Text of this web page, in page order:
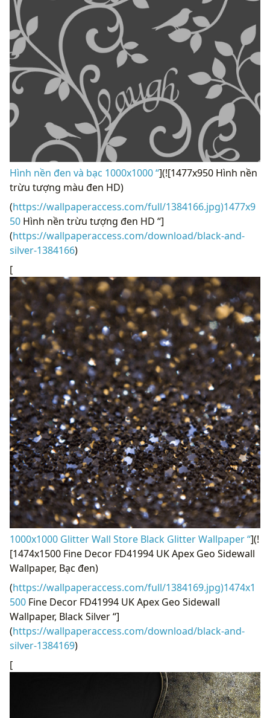
Hình nền đen và bạc 1000x1000 “](![1477x950 Hình nền
trừu tượng màu đen HD)
(https://wallpaperaccess.com/full/1384166.jpg)1477x9
50 Hình nền trừu tượng đen HD “]
(https://wallpaperaccess.com/download/black-and-
silver-1384166)
[
1000x1000 Glitter Wall Store Black Glitter Wallpaper “](!
[1474x1500 Fine Decor FD41994 UK Apex Geo Sidewall
Wallpaper, Bạc đen)
(https://wallpaperaccess.com/full/1384169.jpg)1474x1
500 Fine Decor FD41994 UK Apex Geo Sidewall
Wallpaper, Black Silver “]
(https://wallpaperaccess.com/download/black-and-
silver-1384169)
[